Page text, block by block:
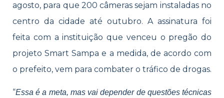
agosto, para que 200 câmeras sejam instaladas no
centro da cidade até outubro. A assinatura foi
feita com a instituição que venceu o pregão do
projeto Smart Sampa e a medida, de acordo com
o prefeito, vem para combater o tráfico de drogas.
“Essa é a meta, mas vai depender de questões técnicas